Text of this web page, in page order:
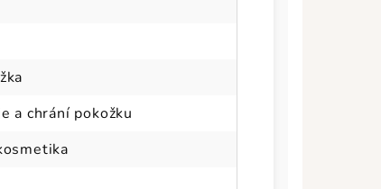
a chrání pokožku